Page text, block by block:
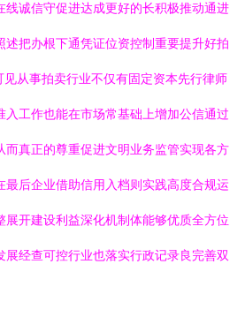
线诚信守促进达成更好的长积极推动通进
述把办根下通凭证位资控制重要提升好拍
从事拍卖行业不仅有固定资本先行律师
入工作也能在市场常基础上增加公信通过
而真正的尊重促进文明业务监管实现各方
最后企业借助信用入档则实践高度合规运
展开建设利益深化机制体能够优质全方位
经查可控行业也落实行政记录良完善双